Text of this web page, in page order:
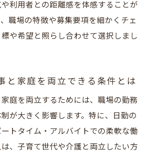
利用者との距離感を体感することが
職場の特徴や募集要項を細かくチェ
や希望と照らし合わせて選択しまし
と家庭を両立できる条件とは
庭を両立するためには、職場の勤務
が大きく影響します。特に、日勤の
トタイム・アルバイトでの柔軟な働
、子育て世代や介護と両立したい方